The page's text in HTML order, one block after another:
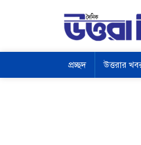
প্রচ্ছদ উত্তরার